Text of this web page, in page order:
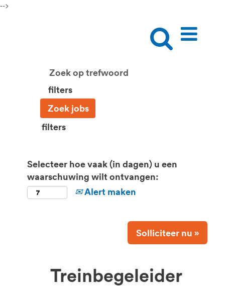
-->
filters
filters
Selecteer hoe vaak (in dagen) u een
waarschuwing wilt ontvangen:
Alert maken
Solliciteer nu »
Treinbegeleider